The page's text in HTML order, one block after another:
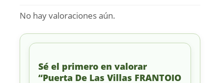
No hay valoraciones aún.
Sé el primero en valorar
“Puerta De Las Villas FRANTOIO